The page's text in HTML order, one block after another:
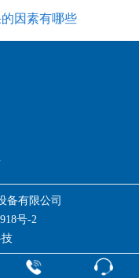
因素有哪些
备有限公司
号-2